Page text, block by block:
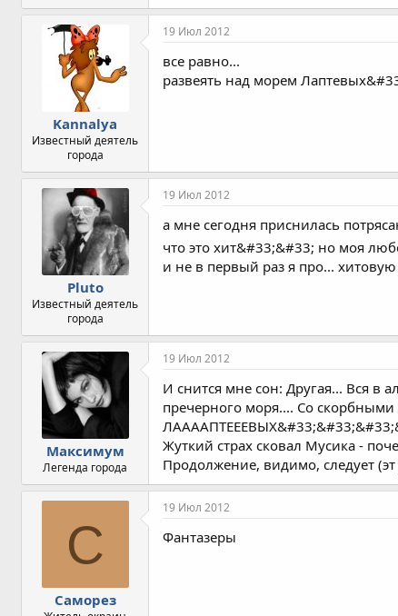
Kannalya
Известный деятель
города
19 Июл 2012
все равно...
развеять над морем
Pluto
Известный деятель
города
19 Июл 2012
а мне сегодня приснилась
что это хит&#33;&#33; но моя
и не в первый раз я про...
Максимум
Легенда города
19 Июл 2012
И снится мне сон: Другая... Вся в
пречерного моря.... Со
Жуткий страх сковал Мусика -
Продолжение, видимо, следует
С
Саморез
19 Июл 2012
Фантазеры